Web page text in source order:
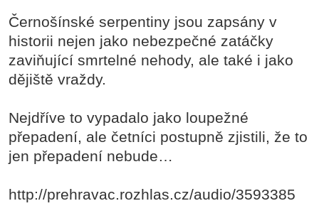
Černošínské serpentiny jsou zapsány v
historii nejen jako nebezpečné zatáčky
zaviňující smrtelné nehody, ale také i jako
dějiště vraždy.
Nejdříve to vypadalo jako loupežné
přepadení, ale četníci postupně zjistili, že to
jen přepadení nebude…
http://prehravac.rozhlas.cz/audio/3593385